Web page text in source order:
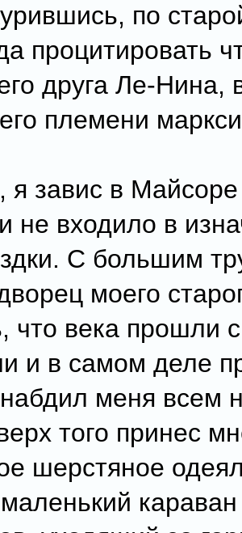
по
процитировать
друга Ле-Нина,
племени
завис в Майсоре
не входило в
С большим
моего
что века прошли
и в самом деле
меня всем
того принес
шерстяное